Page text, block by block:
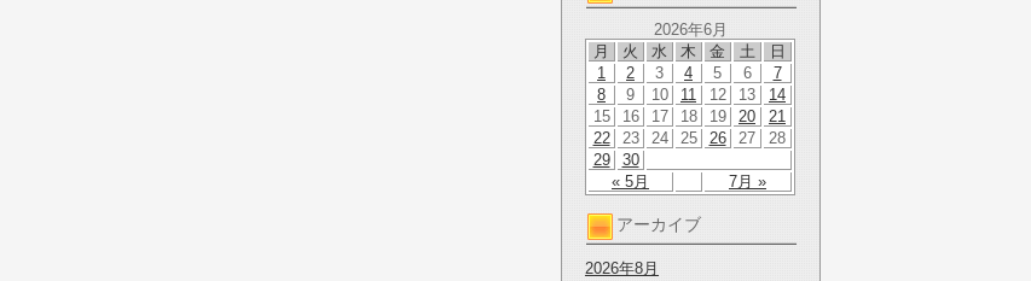
2026年6月
月
火 水 木 金 土 日
« 5月 7月 »
1 2 3 4 5 6
7
8
9 10 11 12 13
14
15
16 17 18 19 20
21
22
23 24 25 26 27
28
29
30
アーカイブ
2026年8月